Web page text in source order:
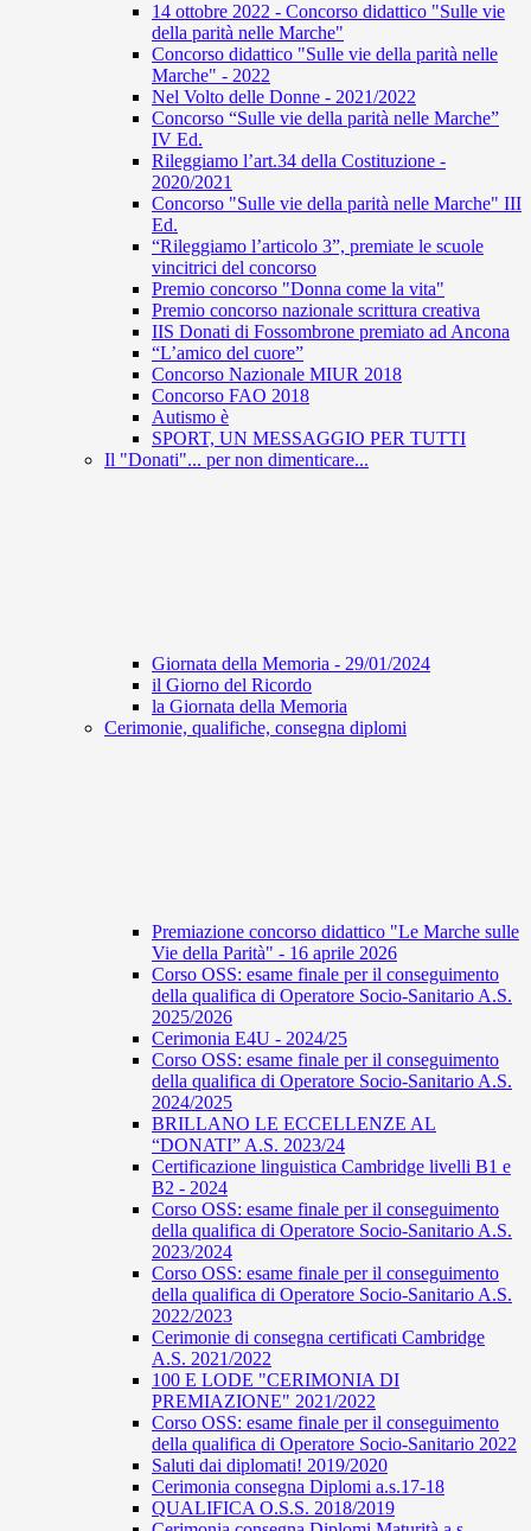
14 ottobre 2022 - Concorso didattico "Sulle vie
della parità nelle Marche"
Concorso didattico "Sulle vie della parità nelle
Marche" - 2022
Nel Volto delle Donne - 2021/2022
Concorso “Sulle vie della parità nelle Marche”
IV Ed.
Rileggiamo l’art.34 della Costituzione -
2020/2021
Concorso "Sulle vie della parità nelle Marche" III
Ed.
“Rileggiamo l’articolo 3”, premiate le scuole
vincitrici del concorso
Premio concorso "Donna come la vita"
Premio concorso nazionale scrittura creativa
IIS Donati di Fossombrone premiato ad Ancona
“L’amico del cuore”
Concorso Nazionale MIUR 2018
Concorso FAO 2018
Autismo è
SPORT, UN MESSAGGIO PER TUTTI
Il "Donati"... per non dimenticare...
Giornata della Memoria - 29/01/2024
il Giorno del Ricordo
la Giornata della Memoria
Cerimonie, qualifiche, consegna diplomi
Premiazione concorso didattico "Le Marche sulle
Vie della Parità" - 16 aprile 2026
Corso OSS: esame finale per il conseguimento
della qualifica di Operatore Socio-Sanitario A.S.
2025/2026
Cerimonia E4U - 2024/25
Corso OSS: esame finale per il conseguimento
della qualifica di Operatore Socio-Sanitario A.S.
2024/2025
BRILLANO LE ECCELLENZE AL
“DONATI” A.S. 2023/24
Certificazione linguistica Cambridge livelli B1 e
B2 - 2024
Corso OSS: esame finale per il conseguimento
della qualifica di Operatore Socio-Sanitario A.S.
2023/2024
Corso OSS: esame finale per il conseguimento
della qualifica di Operatore Socio-Sanitario A.S.
2022/2023
Cerimonie di consegna certificati Cambridge
A.S. 2021/2022
100 E LODE "CERIMONIA DI
PREMIAZIONE" 2021/2022
Corso OSS: esame finale per il conseguimento
della qualifica di Operatore Socio-Sanitario 2022
Saluti dai diplomati! 2019/2020
Cerimonia consegna Diplomi a.s.17-18
QUALIFICA O.S.S. 2018/2019